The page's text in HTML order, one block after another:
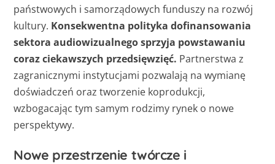
państwowych i samorządowych funduszy na rozwój
kultury. Konsekwentna polityka dofinansowania
sektora audiowizualnego sprzyja powstawaniu
coraz ciekawszych przedsięwzięć. Partnerstwa z
zagranicznymi instytucjami pozwalają na wymianę
doświadczeń oraz tworzenie koprodukcji,
wzbogacając tym samym rodzimy rynek o nowe
perspektywy.
Nowe przestrzenie twórcze i